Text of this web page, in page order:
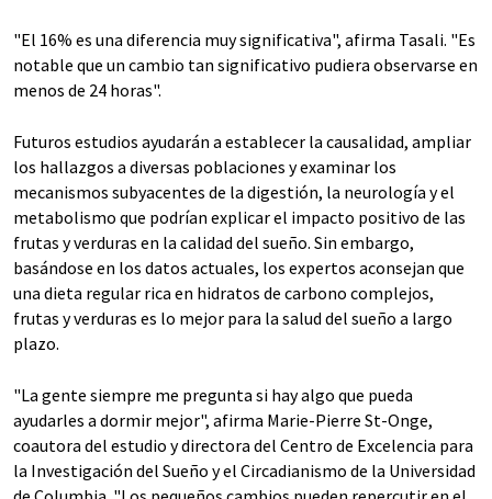
"El 16% es una diferencia muy significativa", afirma Tasali. "Es
notable que un cambio tan significativo pudiera observarse en
menos de 24 horas".
Futuros estudios ayudarán a establecer la causalidad, ampliar
los hallazgos a diversas poblaciones y examinar los
mecanismos subyacentes de la digestión, la neurología y el
metabolismo que podrían explicar el impacto positivo de las
frutas y verduras en la calidad del sueño. Sin embargo,
basándose en los datos actuales, los expertos aconsejan que
una dieta regular rica en hidratos de carbono complejos,
frutas y verduras es lo mejor para la salud del sueño a largo
plazo.
"La gente siempre me pregunta si hay algo que pueda
ayudarles a dormir mejor", afirma Marie-Pierre St-Onge,
coautora del estudio y directora del Centro de Excelencia para
la Investigación del Sueño y el Circadianismo de la Universidad